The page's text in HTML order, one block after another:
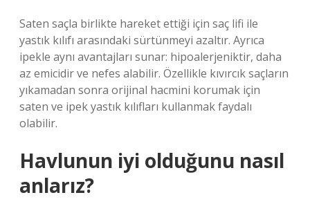
Saten saçla birlikte hareket ettiği için saç lifi ile
yastık kılıfı arasındaki sürtünmeyi azaltır. Ayrıca
ipekle aynı avantajları sunar: hipoalerjeniktir, daha
az emicidir ve nefes alabilir. Özellikle kıvırcık saçların
yıkamadan sonra orijinal hacmini korumak için
saten ve ipek yastık kılıfları kullanmak faydalı
olabilir.
Havlunun iyi olduğunu nasıl
anlarız?